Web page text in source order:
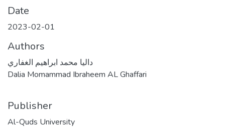
Date
2023-02-01
Authors
داليا محمد ابراهيم الغفاري
Dalia Momammad Ibraheem AL Ghaffari
Publisher
Al-Quds University